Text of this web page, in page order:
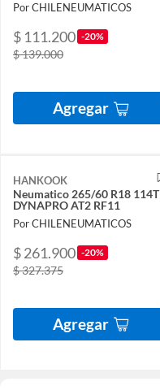
Por CHILENEUMATICOS
$ 111.200 -20%
$ 139.000
Agregar
HANKOOK
Neumatico 265/60 R18 114T
DYNAPRO AT2 RF11
Por CHILENEUMATICOS
$ 261.900 -20%
$ 327.375
Agregar